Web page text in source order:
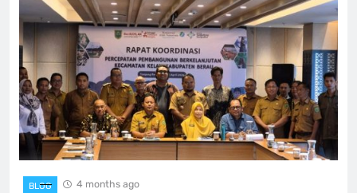
BLOG 4 months ago